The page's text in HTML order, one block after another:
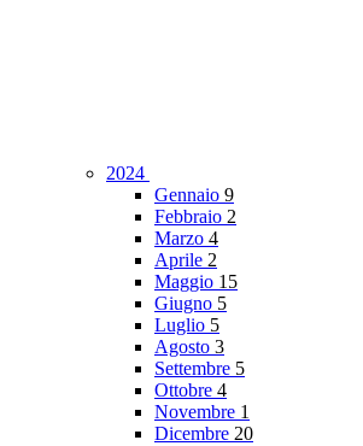
2024
Gennaio 9
Febbraio 2
Marzo 4
Aprile 2
Maggio 15
Giugno 5
Luglio 5
Agosto 3
Settembre 5
Ottobre 4
Novembre 1
Dicembre 20